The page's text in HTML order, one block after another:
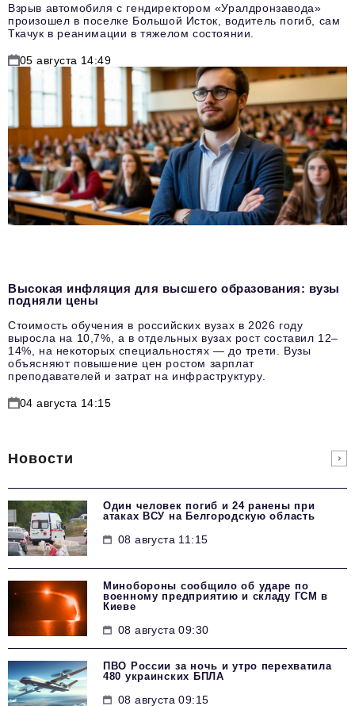
Взрыв автомобиля с гендиректором «Уралдронзавода»
произошел в поселке Большой Исток, водитель погиб, сам
Ткачук в реанимации в тяжелом состоянии.
05 августа 14:49
Высокая инфляция для высшего образования: вузы
подняли цены
Стоимость обучения в российских вузах в 2026 году
выросла на 10,7%, а в отдельных вузах рост составил 12–
14%, на некоторых специальностях — до трети. Вузы
объясняют повышение цен ростом зарплат
преподавателей и затрат на инфраструктуру.
04 августа 14:15
Новости
Один человек погиб и 24 ранены при
атаках ВСУ на Белгородскую область
08 августа 11:15
Минобороны сообщило об ударе по
военному предприятию и складу ГСМ в
Киеве
08 августа 09:30
ПВО России за ночь и утро перехватила
480 украинских БПЛА
08 августа 09:15